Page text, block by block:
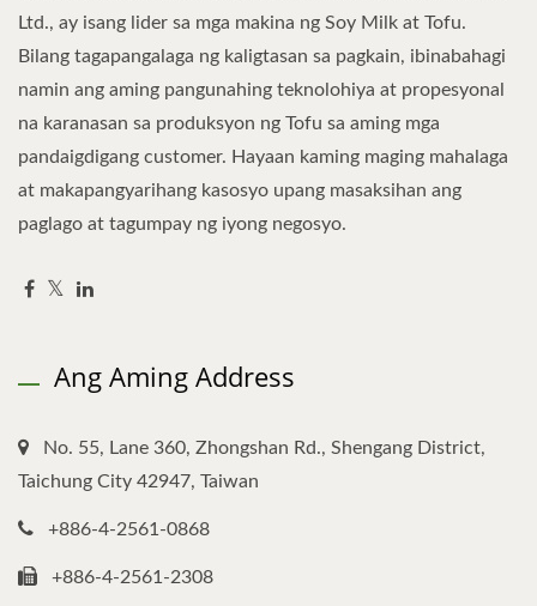
Ltd., ay isang lider sa mga makina ng Soy Milk at Tofu.
Bilang tagapangalaga ng kaligtasan sa pagkain, ibinabahagi
namin ang aming pangunahing teknolohiya at propesyonal
na karanasan sa produksyon ng Tofu sa aming mga
pandaigdigang customer. Hayaan kaming maging mahalaga
at makapangyarihang kasosyo upang masaksihan ang
paglago at tagumpay ng iyong negosyo.
Ang Aming Address
No. 55, Lane 360, Zhongshan Rd., Shengang District,
Taichung City 42947, Taiwan
+886-4-2561-0868
+886-4-2561-2308